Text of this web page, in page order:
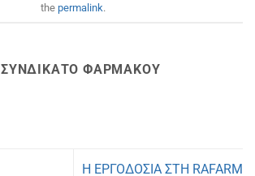
the permalink.
ΣΥΝΔΙΚΆΤΟ ΦΑΡΜΆΚΟΥ
Η ΕΡΓΟΔΟΣΙΑ ΣΤΗ RAFARM